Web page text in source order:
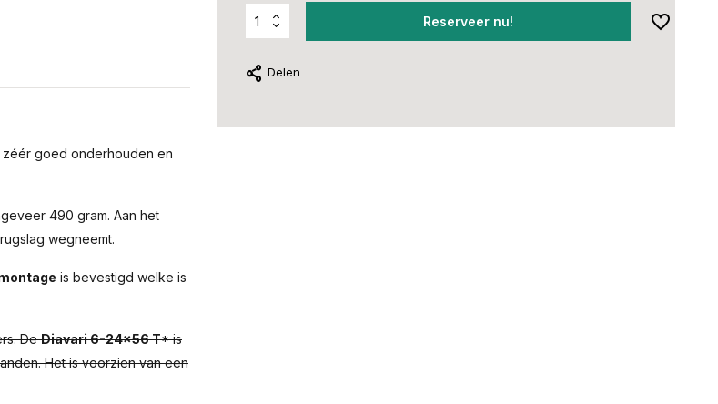
goed onderhouden en
490 gram. Aan het
wegneemt.
is bevestigd welke is
DeDiavari 6-24x56 T*is
Het is voorzien van een
Reserveer nu!
Delen